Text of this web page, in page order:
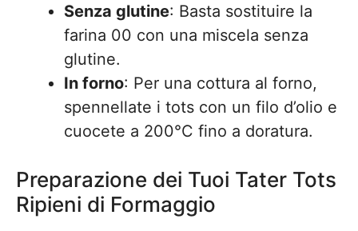
Senza glutine: Basta sostituire la
farina 00 con una miscela senza
glutine.
In forno: Per una cottura al forno,
spennellate i tots con un filo d’olio e
cuocete a 200°C fino a doratura.
Preparazione dei Tuoi Tater Tots
Ripieni di Formaggio